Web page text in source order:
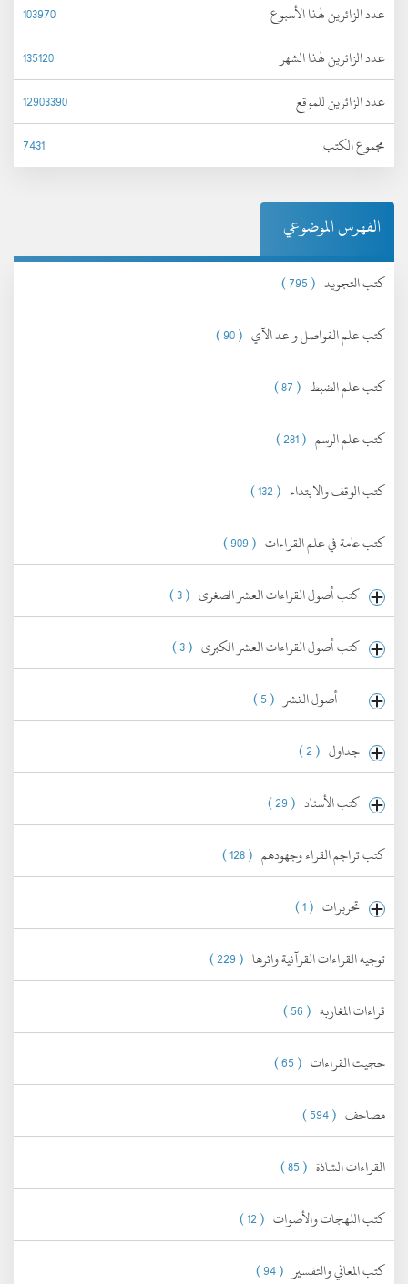
عدد الزائرين لهذا الأسبوع
103970
عدد الزائرين لهذا الشهر
135120
عدد الزائرين للموقع
12903390
مجموع الكتب
7431
الفهرس الموضوعي
كتب التجويد ( 795 )
كتب علم الفواصل و عد الآي ( 90 )
كتب علم الضبط ( 87 )
كتب علم الرسم ( 281 )
كتب الوقف والابتداء ( 132 )
كتب عامة في علم القراءات ( 909 )
كتب أصول القراءات العشر الصغرى ( 3 )
كتب أصول القراءات العشر الكبرى ( 3 )
أصول النشر ( 5 )
جداول ( 2 )
كتب الأسناد ( 29 )
كتب تراجم القراء وجهودهم ( 128 )
تحريرات ( 1 )
توجيه القراءات القرآنية واثرها ( 229 )
قراءات المغاربه ( 56 )
حجيت القراءات ( 65 )
مصاحف ( 594 )
القراءات الشاذة ( 85 )
كتب اللهجات والأصوات ( 12 )
كتب المعاني والتفسير ( 94 )